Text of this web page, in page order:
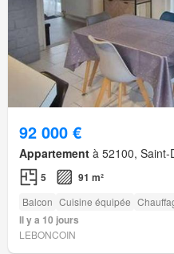
92 000 €
Appartement à 52100, Saint-
5 91 m²
Balcon Cuisine équipée
Il y a 10 jours
LEBONCOIN